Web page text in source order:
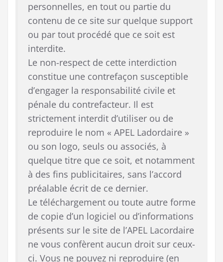
personnelles, en tout ou partie du
contenu de ce site sur quelque support
ou par tout procédé que ce soit est
interdite.
Le non-respect de cette interdiction
constitue une contrefaçon susceptible
d’engager la responsabilité civile et
pénale du contrefacteur. Il est
strictement interdit d’utiliser ou de
reproduire le nom « APEL Ladordaire »
ou son logo, seuls ou associés, à
quelque titre que ce soit, et notamment
à des fins publicitaires, sans l’accord
préalable écrit de ce dernier.
Le téléchargement ou toute autre forme
de copie d’un logiciel ou d’informations
présents sur le site de l’APEL Lacordaire
ne vous confèrent aucun droit sur ceux-
ci. Vous ne pouvez ni reproduire (en